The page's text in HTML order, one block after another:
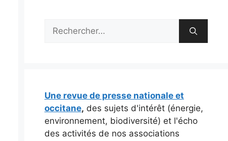
Rechercher :
Une revue de presse nationale et
occitane, des sujets d'intérêt (énergie,
environnement, biodiversité) et l'écho
des activités de nos associations